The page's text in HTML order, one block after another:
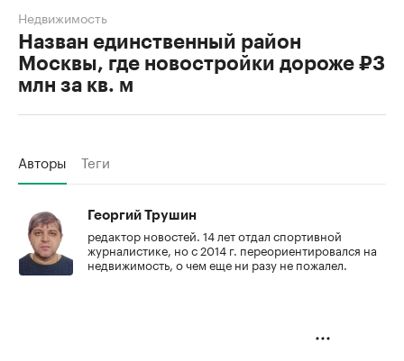
Назван единственный район
Москвы, где новостройки дороже ₽3
млн за кв. м
Недвижимость
Авторы Теги
Георгий Трушин
редактор новостей. 14 лет отдал спортивной
журналистике, но с 2014 г. переориентировался на
недвижимость, о чем еще ни разу не пожалел.